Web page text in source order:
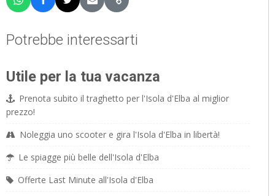
Potrebbe interessarti
Utile per la tua vacanza
Prenota subito il traghetto per l'Isola d'Elba al miglior
prezzo!
Noleggia uno scooter e gira l'Isola d'Elba in libertà!
Le spiagge più belle dell'Isola d'Elba
Offerte Last Minute all'Isola d'Elba